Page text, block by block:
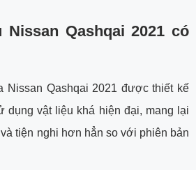
Qashqai 2021 có
Nissan Qashqai 2021 được thiết kế
dụng vật liệu khá hiện đại, mang lại
tiện nghi hơn hẳn so với phiên bản